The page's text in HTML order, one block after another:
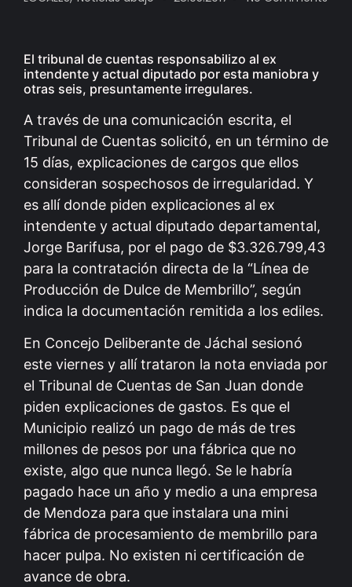
El tribunal de cuentas responsabilizo al ex
intendente y actual diputado por esta maniobra y
otras seis, presuntamente irregulares.
A través de una comunicación escrita, el
Tribunal de Cuentas solicitó, en un término de
15 días, explicaciones de cargos que ellos
consideran sospechosos de irregularidad. Y
es allí donde piden explicaciones al ex
intendente y actual diputado departamental,
Jorge Barifusa, por el pago de $3.326.799,43
para la contratación directa de la “Línea de
Producción de Dulce de Membrillo”, según
indica la documentación remitida a los ediles.
En Concejo Deliberante de Jáchal sesionó
este viernes y allí trataron la nota enviada por
el Tribunal de Cuentas de San Juan donde
piden explicaciones de gastos. Es que el
Municipio realizó un pago de más de tres
millones de pesos por una fábrica que no
existe, algo que nunca llegó. Se le habría
pagado hace un año y medio a una empresa
de Mendoza para que instalara una mini
fábrica de procesamiento de membrillo para
hacer pulpa. No existen ni certificación de
avance de obra.